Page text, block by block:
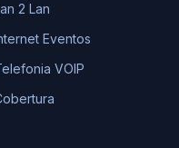
2 Lan
Eventos
VOIP